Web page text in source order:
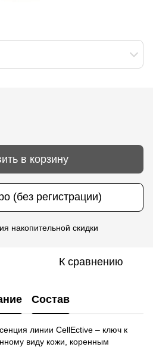
в корзину
(без регистрации)
накопительной скидки
К сравнению
Состав
линии CellEctive – ключ к
виду кожи, коренным